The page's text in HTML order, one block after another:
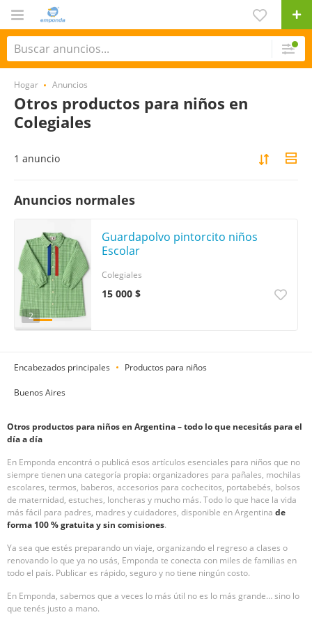
Hogar Anuncios
Otros productos para niños en
Colegiales
1 anuncio
Anuncios normales
2
Guardapolvo pintorcito niños
Escolar
15 000 $
Colegiales
Encabezados principales Productos para niños
Buenos Aires
Otros productos para niños en Argentina – todo lo que necesitás para el
día a día
En Emponda encontrá o publicá esos artículos esenciales para niños que no
siempre tienen una categoría propia: organizadores para pañales, mochilas
escolares, termos, baberos, accesorios para cochecitos, portabebés, bolsos
de maternidad, estuches, loncheras y mucho más. Todo lo que hace la vida
más fácil para padres, madres y cuidadores, disponible en Argentina de
forma 100 % gratuita y sin comisiones.
Ya sea que estés preparando un viaje, organizando el regreso a clases o
renovando lo que ya no usás, Emponda te conecta con miles de familias en
todo el país. Publicar es rápido, seguro y no tiene ningún costo.
En Emponda, sabemos que a veces lo más útil no es lo más grande… sino lo
que tenés justo a mano.